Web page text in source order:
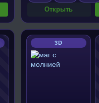
Открыть
3D